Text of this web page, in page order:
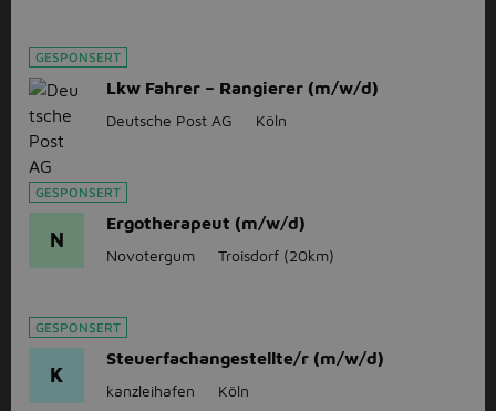
GESPONSERT
Lkw Fahrer – Rangierer (m/w/d)
Deutsche Post AG Köln
GESPONSERT
N
Ergotherapeut (m/w/d)
Novotergum Troisdorf (20km)
GESPONSERT
K
Steuerfachangestellte/r (m/w/d)
kanzleihafen Köln